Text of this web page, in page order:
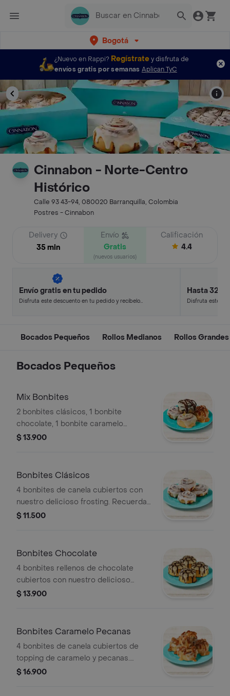
Bogotá
¿Nuevo en Rappi? Regístratey disfruta de
envíos gratis por semanas Aplican TyC
Cinnabon - Norte-Centro
Histórico
Calle 93 43-94, 080020 Barranquilla, Colombia
Postres - Cinnabon
Delivery
35 min
Envío
Gratis
(nuevos usuarios)
Calificación
4.4
Envío gratis en tu pedido
Disfruta este descuento en tu pedido y recíbelo
Hasta 32%
Disfruta este
Bocados Pequeños Rollos Medianos Rollos Grandes
Bocados Pequeños
Mix Bonbites
2 bonbites clásicos, 1 bonbite
chocolate, 1 bonbite caramelo
pecanas.
$ 13.900
Bonbites Clásicos
4 bonbites de canela cubiertos con
nuestro delicioso frosting. Recuerda
calentar en microondas 10 s.
$ 11.500
Bonbites Chocolate
4 bonbites rellenos de chocolate
cubiertos con nuestro delicioso
frosting y salsa de chocolate.
$ 13.900
Bonbites Caramelo Pecanas
4 bonbites de canela cubiertos de
topping de caramelo y pecanas.
Recuerda calentar en microondas 10
$ 16.900